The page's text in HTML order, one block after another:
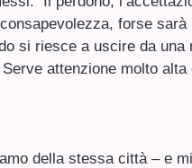
forse
si riesce a uscire da
attenzione molto
della stessa città – e